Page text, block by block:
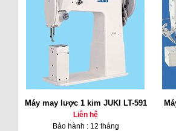
Máy may lược 1 kim JUKI LT-591
Liên hệ
Bảo hành : 12 tháng